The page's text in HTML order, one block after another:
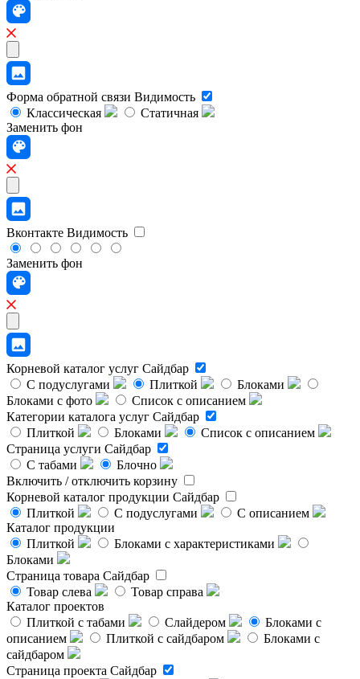
Форма обратной связи Видимость
Классическая
Статичная
Заменить фон
Вконтакте Видимость
Заменить фон
Корневой каталог услуг Сайдбар
С подуслугами
Плиткой
Блоками
Блоками с фото
Список с описанием
Категории каталога услуг Сайдбар
Плиткой
Блоками
Список с описанием
Страница услуги Сайдбар
С табами
Блочно
Включить / отключить корзину
Корневой каталог продукции Сайдбар
Плиткой
С подуслугами
С описанием
Каталог продукции
Плиткой
Блоками с характеристиками
Блоками
Страница товара Сайдбар
Товар слева
Товар справа
Каталог проектов
Плиткой с табами
Слайдером
Блоками с
описанием
Плиткой с сайдбаром
Блоками с
сайдбаром
Страница проекта Сайдбар